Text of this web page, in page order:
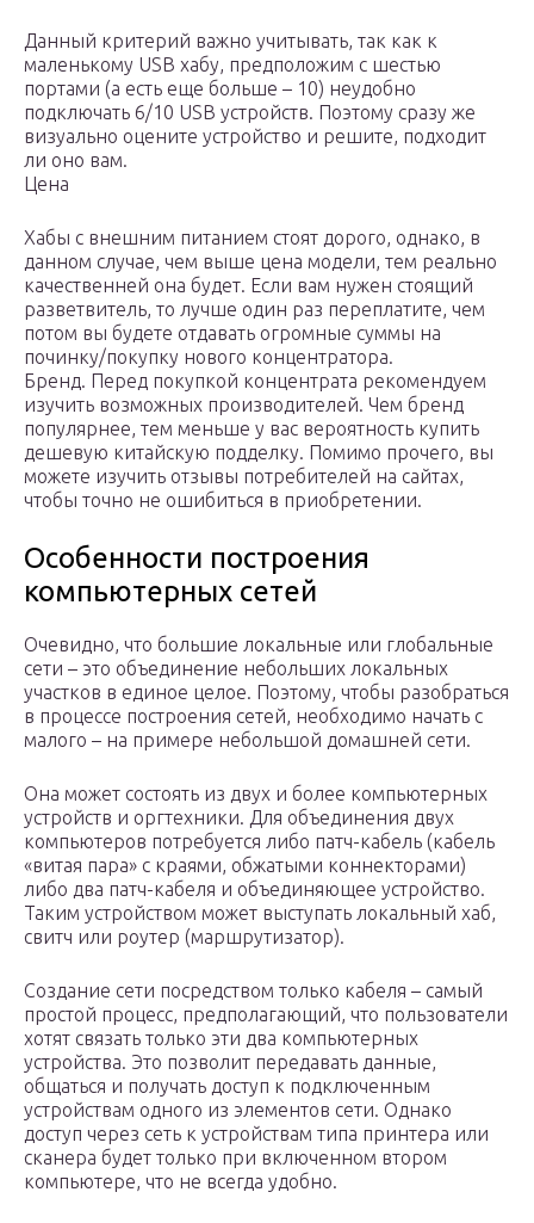
Данный критерий важно учитывать, так как к
маленькому USB хабу, предположим с шестью
портами (а есть еще больше – 10) неудобно
подключать 6/10 USB устройств. Поэтому сразу же
визуально оцените устройство и решите, подходит
ли оно вам.
Цена
Хабы с внешним питанием стоят дорого, однако, в
данном случае, чем выше цена модели, тем реально
качественней она будет. Если вам нужен стоящий
разветвитель, то лучше один раз переплатите, чем
потом вы будете отдавать огромные суммы на
починку/покупку нового концентратора.
Бренд. Перед покупкой концентрата рекомендуем
изучить возможных производителей. Чем бренд
популярнее, тем меньше у вас вероятность купить
дешевую китайскую подделку. Помимо прочего, вы
можете изучить отзывы потребителей на сайтах,
чтобы точно не ошибиться в приобретении.
Особенности построения
компьютерных сетей
Очевидно, что большие локальные или глобальные
сети – это объединение небольших локальных
участков в единое целое. Поэтому, чтобы разобраться
в процессе построения сетей, необходимо начать с
малого – на примере небольшой домашней сети.
Она может состоять из двух и более компьютерных
устройств и оргтехники. Для объединения двух
компьютеров потребуется либо патч-кабель (кабель
«витая пара» с краями, обжатыми коннекторами)
либо два патч-кабеля и объединяющее устройство.
Таким устройством может выступать локальный хаб,
свитч или роутер (маршрутизатор).
Создание сети посредством только кабеля – самый
простой процесс, предполагающий, что пользователи
хотят связать только эти два компьютерных
устройства. Это позволит передавать данные,
общаться и получать доступ к подключенным
устройствам одного из элементов сети. Однако
доступ через сеть к устройствам типа принтера или
сканера будет только при включенном втором
компьютере, что не всегда удобно.